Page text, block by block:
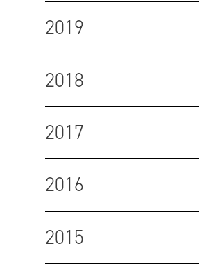
2019
2018
2017
2016
2015